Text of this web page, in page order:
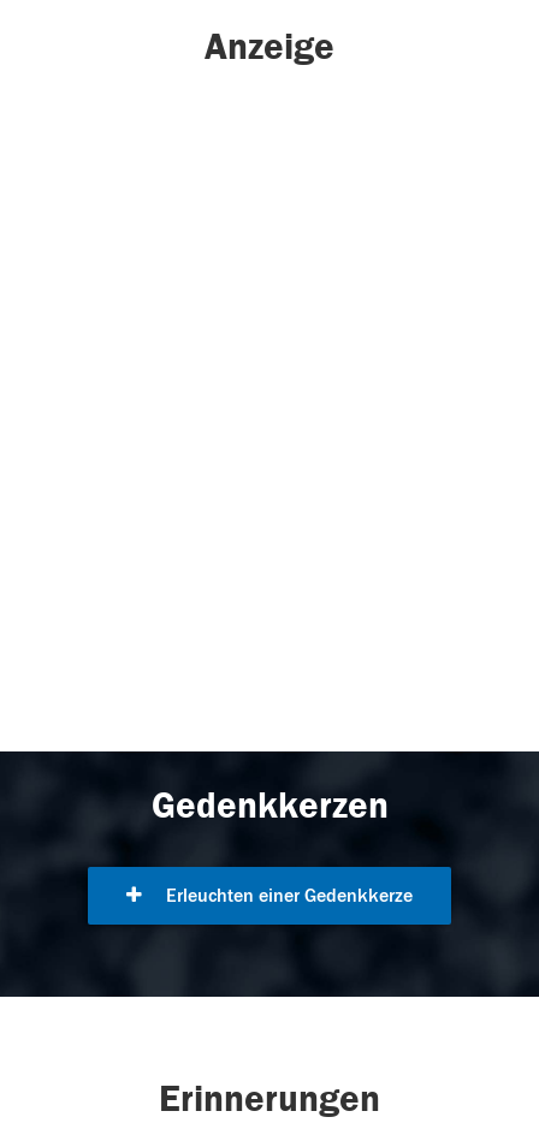
Anzeige
Gedenkkerzen
Erleuchten einer Gedenkkerze
Erinnerungen